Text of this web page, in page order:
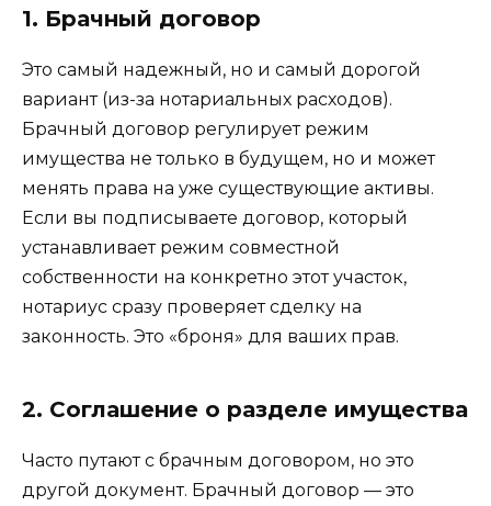
1. Брачный договор
Это самый надежный, но и самый дорогой
вариант (из-за нотариальных расходов).
Брачный договор регулирует режим
имущества не только в будущем, но и может
менять права на уже существующие активы.
Если вы подписываете договор, который
устанавливает режим совместной
собственности на конкретно этот участок,
нотариус сразу проверяет сделку на
законность. Это «броня» для ваших прав.
2. Соглашение о разделе имущества
Часто путают с брачным договором, но это
другой документ. Брачный договор — это